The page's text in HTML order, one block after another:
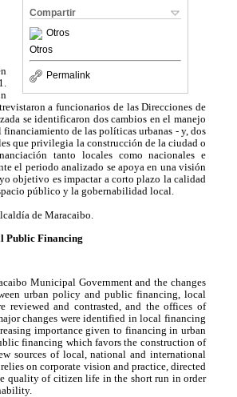
Compartir
Otros
Otros
Permalink
a funcionarios de las Direcciones de
se identificaron dos cambios en el manejo
de las políticas urbanas - y, dos
que privilegia la construcción de la ciudad o
tanto locales como nacionales e
el periodo analizado se apoya en una visión
objetivo es impactar a corto plazo la calidad
público y la gobernabilidad local.
de Maracaibo.
Public Financing
Municipal Government and the changes
urban policy and public financing, local
reviewed and contrasted, and the offices of
changes were identified in local financing
importance given to financing in urban
financing which favors the construction of
sources of local, national and international
on corporate vision and practice, directed
quality of citizen life in the short run in order